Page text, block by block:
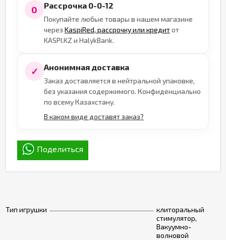
Тип игрушки
клиторальный
стимулятор,
Вакуумно-
волновой
0 Рассрочка 0-0-12
Покупайте любые товары в нашем магазине
через KaspiRed, рассрочку или кредитот
KASPI.KZ и HalykBank.
✓ Анонимная доставка
Заказ доставляется в нейтральной упаковке,
без указания содержимого. Конфиденциально
по всему Казахстану.
В каком виде доставят заказ?
Поделиться